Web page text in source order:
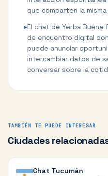
que comparten la
▸El chat de Yerba Buena
de encuentro digital
puede anunciar
intercambiar datos de
conversar sobre la
TAMBIÉN TE PUEDE INTERESAR
Ciudades
Chat Tucumán